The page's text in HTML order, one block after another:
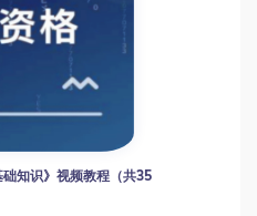
知识》视频教程（共35